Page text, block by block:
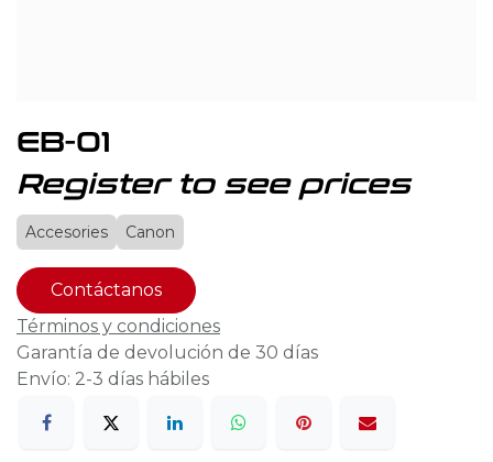
EB-01
Register to see prices
Accesories Canon
Contáctanos
Términos y condiciones
Garantía de devolución de 30 días
Envío: 2-3 días hábiles